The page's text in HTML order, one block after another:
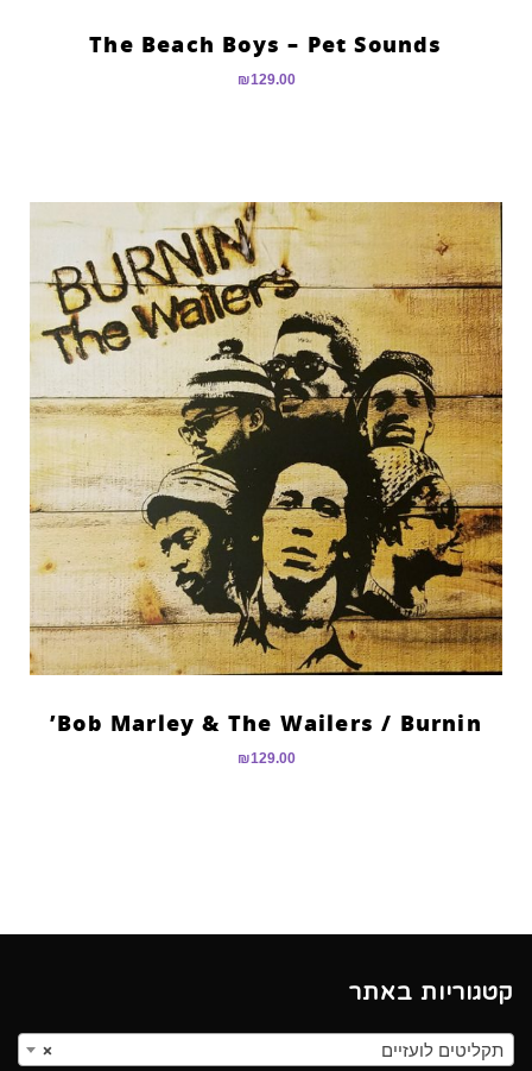
The Beach Boys – Pet Sounds
₪129.00
Bob Marley & The Wailers ‎/ Burnin’
₪129.00
קטגוריות באתר
× תקליטים לועזיים